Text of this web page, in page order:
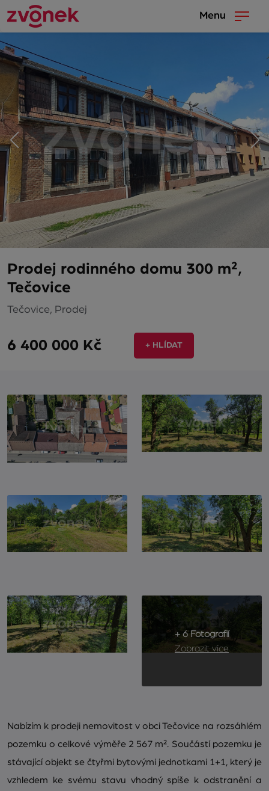
Menu
Prodej rodinného domu 300 m²,
Tečovice
Tečovice, Prodej
6 400 000 Kč + HLÍDAT
+ 6 Fotografií
Zobrazit více
Nabízím k prodeji nemovitost v obci Tečovice na rozsáhlém
pozemku o celkové výměře 2 567 m². Součástí pozemku je
stávající objekt se čtyřmi bytovými jednotkami 1+1, který je
vzhledem ke svému stavu vhodný spíše k odstranění a